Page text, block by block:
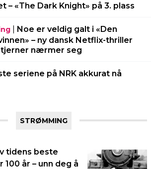
– «The Dark Knight» på 3. plass
Noe er veldig galt i «Den
– ny dansk Netflix-thriller
nærmer seg
seriene på NRK akkurat nå
STRØMMING
tidens beste
år – unn deg å